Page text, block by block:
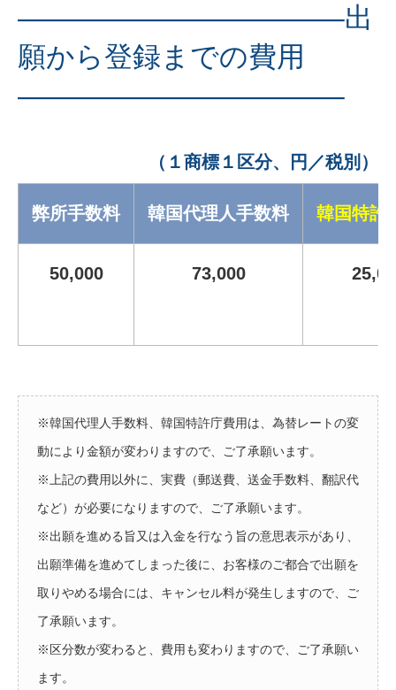
———————————–出
願から登録までの費用
———————————–
（１商標１区分、円／税別）
弊所手数料 韓国代理人手数料 韓国特許
50,000 73,000
※韓国代理人手数料、韓国特許庁費用は、為替レートの変
動により金額が変わりますので、ご了承願います。
※上記の費用以外に、実費（郵送費、送金手数料、翻訳代
など）が必要になりますので、ご了承願います。
※出願を進める旨又は入金を行なう旨の意思表示があり、
出願準備を進めてしまった後に、お客様のご都合で出願を
取りやめる場合には、キャンセル料が発生しますので、ご
了承願います。
※区分数が変わると、費用も変わりますので、ご了承願い
ます。